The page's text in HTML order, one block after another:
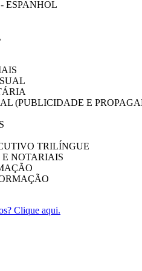
ESPANHOL
(PUBLICIDADE E
TRILÍNGUE
E NOTARIAIS
Clique aqui.